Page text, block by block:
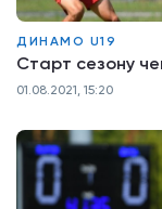
ДИНАМО U19
Старт сезону
01.08.2021, 15:20